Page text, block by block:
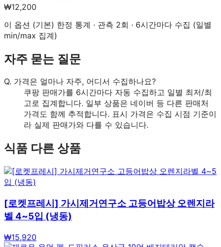
₩12,200
이 옵션 (기본) 한정 통계 · 관측 2회 · 6시간마다 수집 (일별
min/max 집계)
자주 묻는 질문
Q. 가격은 얼마나 자주, 어디서 수집하나요?
쿠팡 판매가를 6시간마다 자동 수집하고 일별 최저/최
고로 집계합니다. 일부 상품은 네이버 등 다른 판매처
가격도 함께 추적합니다. 표시 가격은 수집 시점 기준이
라 실제 판매가와 다를 수 있습니다.
식품 다른 상품
[로켓프레시] 가시제거연구소 고등어밥상 오렌지라
벨 4~5입 (냉동)
₩15,920